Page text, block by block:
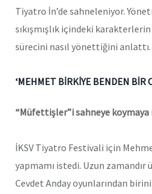
Tiyatro İn’de sahneleniyor.
sıkışmışlık içindeki
sürecini nasıl yönettiğini anlattı.
‘MEHMET BİRKİYE BENDEN BİR
“Müfettişler”i sahneye koymaya
İKSV Tiyatro Festivali için
yapmamı istedi. Uzun zamandır
Cevdet Anday oyunlarından